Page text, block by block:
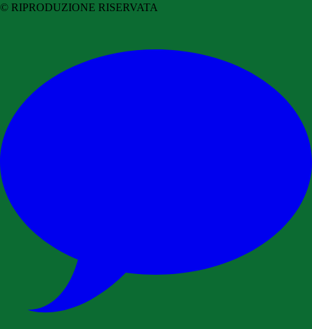
© RIPRODUZIONE RISERVATA